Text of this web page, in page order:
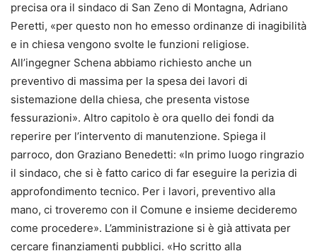
precisa ora il sindaco di San Zeno di Montagna, Adriano
Peretti, «per questo non ho emesso ordinanze di inagibilità
e in chiesa vengono svolte le funzioni religiose.
All’ingegner Schena abbiamo richiesto anche un
preventivo di massima per la spesa dei lavori di
sistemazione della chiesa, che presenta vistose
fessurazioni». Altro capitolo è ora quello dei fondi da
reperire per l’intervento di manutenzione. Spiega il
parroco, don Graziano Benedetti: «In primo luogo ringrazio
il sindaco, che si è fatto carico di far eseguire la perizia di
approfondimento tecnico. Per i lavori, preventivo alla
mano, ci troveremo con il Comune e insieme decideremo
come procedere». L’amministrazione si è già attivata per
cercare finanziamenti pubblici. «Ho scritto alla